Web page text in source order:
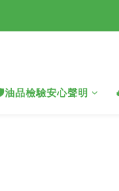
油品檢驗安心聲明